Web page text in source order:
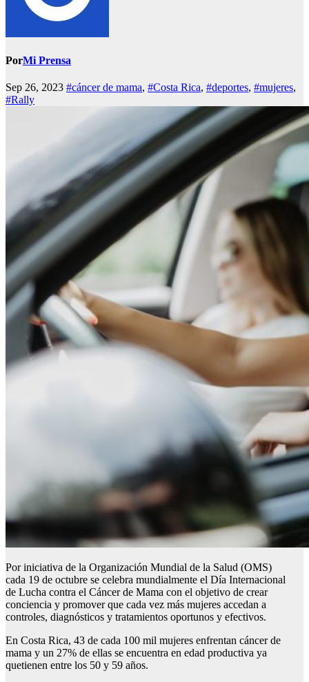
PorMi Prensa
Sep 26, 2023 #cáncer de mama, #Costa Rica, #deportes, #mujeres,
#Rally
Por iniciativa de la Organización Mundial de la Salud (OMS)
cada 19 de octubre se celebra mundialmente el Día Internacional
de Lucha contra el Cáncer de Mama con el objetivo de crear
conciencia y promover que cada vez más mujeres accedan a
controles, diagnósticos y tratamientos oportunos y efectivos.
En Costa Rica, 43 de cada 100 mil mujeres enfrentan cáncer de
mama y un 27% de ellas se encuentra en edad productiva ya
quetienen entre los 50 y 59 años.